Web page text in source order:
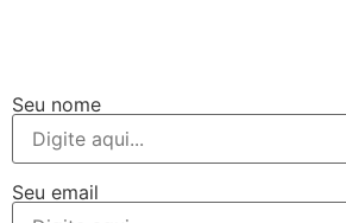
Seu nome
Seu email